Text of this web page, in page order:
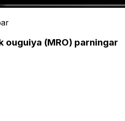
ouguiya (MRO) parningar